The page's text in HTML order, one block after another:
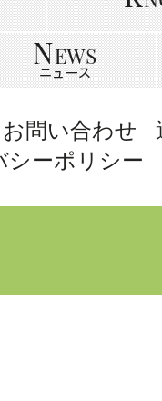
お問い合わせ
シーポリシー